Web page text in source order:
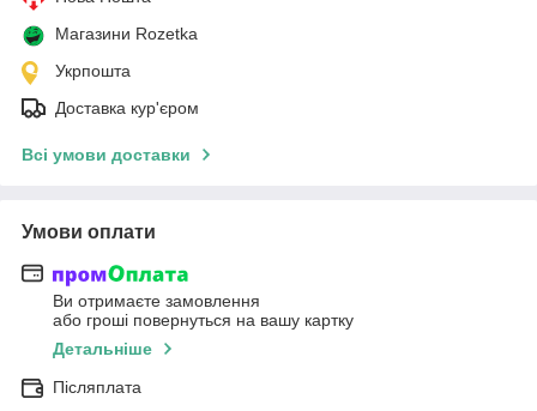
Магазини Rozetka
Укрпошта
Доставка кур'єром
Всі умови доставки
Умови оплати
Ви отримаєте замовлення
або гроші повернуться на вашу картку
Детальніше
Післяплата